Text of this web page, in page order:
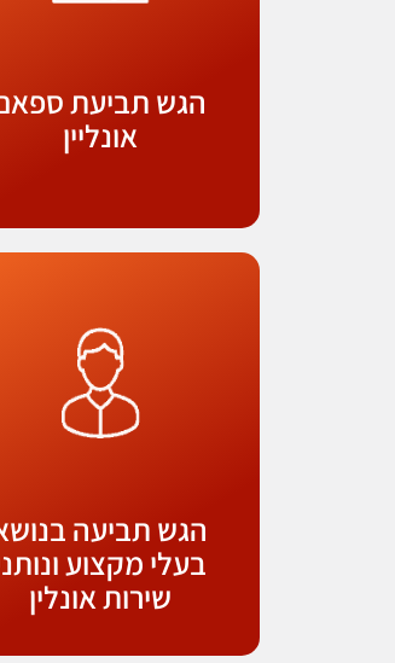
הגש תביעת
אונליין
הגש תביעה
בעלי מקצוע
שירות אונלין